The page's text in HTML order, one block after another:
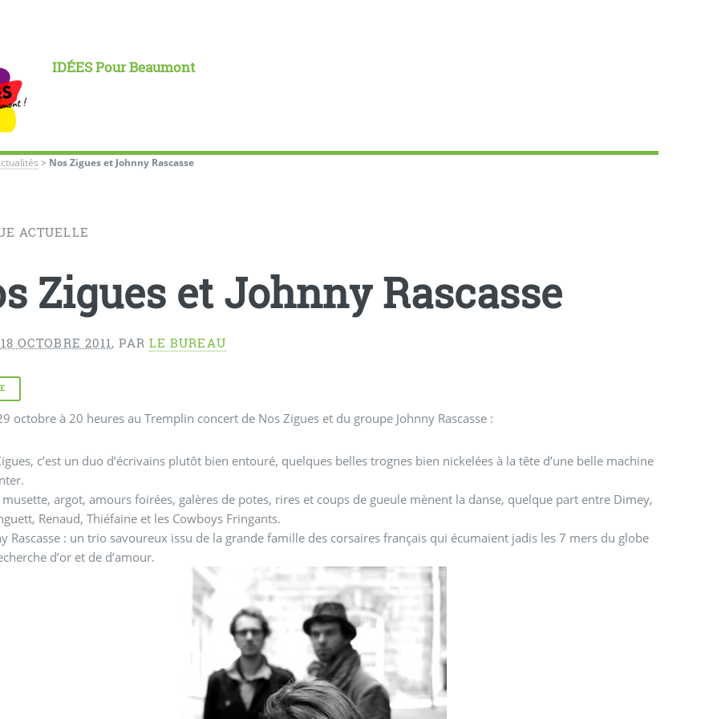
IDÉES Pour Beaumont
> Nos Zigues et Johnny Rascasse
ACTUELLE
Zigues et Johnny Rascasse
OCTOBRE 2011 ,PAR LE BUREAU
octobre à 20 heures au Tremplin concert de Nos Zigues et du groupe Johnny Rascasse :
c’est un duo d’écrivains plutôt bien entouré, quelques belles trognes bien nickelées à la tête d’une belle machine
musette, argot, amours foirées, galères de potes, rires et coups de gueule mènent la danse, quelque part entre Dimey,
Renaud, Thiéfaine et les Cowboys Fringants.
Rascasse : un trio savoureux issu de la grande famille des corsaires français qui écumaient jadis les 7 mers du globe
d’or et de d’amour.